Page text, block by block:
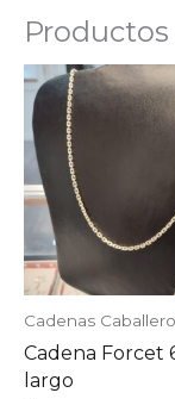
Cadenas
Cadena Forcet
largo